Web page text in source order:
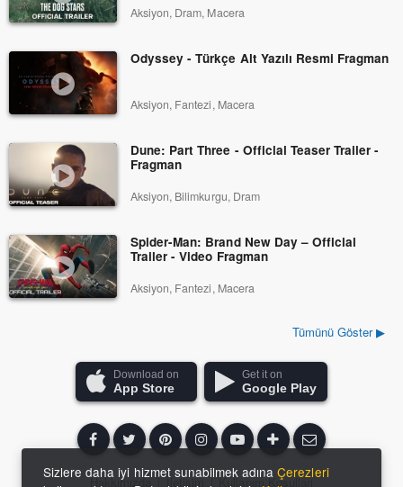
Aksiyon, Dram, Macera
Odyssey - Türkçe Alt Yazılı Resmi Fragman
Aksiyon, Fantezi, Macera
Dune: Part Three - Official Teaser Trailer -
Fragman
Aksiyon, Bilimkurgu, Dram
Spider-Man: Brand New Day – Official
Trailer - Video Fragman
Aksiyon, Fantezi, Macera
Tümünü Göster ▶
Download on
App Store
Get it on
Google Play
Hakkımızda | İletişim | Kullanım Koşulları
Sizlere daha iyi hizmet sunabilmek adınaÇerezleri